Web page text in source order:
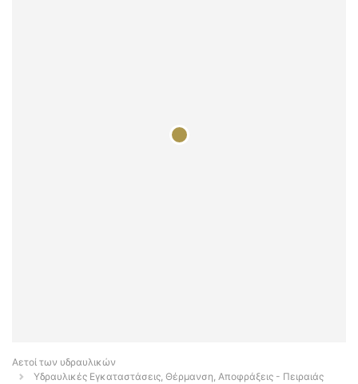
Αετοί των υδραυλικών
Υδραυλικές Εγκαταστάσεις, Θέρμανση, Αποφράξεις - Πειραιάς